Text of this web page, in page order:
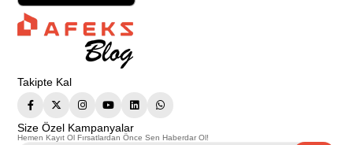
Takipte Kal
Size Özel Kampanyalar
Hemen Kayıt Ol Fırsatlardan Önce Sen Haberdar Ol!